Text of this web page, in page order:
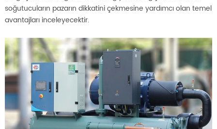
soğutucuların pazarın dikkatini çekmesine yardımcı olan temel
avantajları inceleyecektir.